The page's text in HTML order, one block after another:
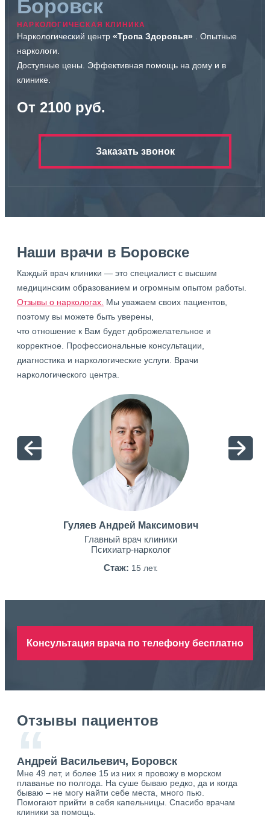
Боровск
НАРКОЛОГИЧЕСКАЯ КЛИНИКА
Наркологический центр «Тропа Здоровья» . Опытные
наркологи.
Доступные цены. Эффективная помощь на дому и в
клинике.
От 2100 руб.
Заказать звонок
Наши врачи в Боровске
Каждый врач клиники — это специалист с высшим
медицинским образованием и огромным опытом работы.
Отзывы о наркологах. Мы уважаем своих пациентов,
поэтому вы можете быть уверены,
что отношение к Вам будет доброжелательное и
корректное. Профессиональные консультации,
диагностика и наркологические услуги. Врачи
наркологического центра.
Гуляев Андрей Максимович
Главный врач клиники
Психиатр-нарколог
Стаж: 15 лет.
Консультация врача по телефону бесплатно
Отзывы пациентов
“
Андрей Васильевич, Боровск
Мне 49 лет, и более 15 из них я провожу в морском
плаванье по полгода. На суше бываю редко, да и когда
бываю – не могу найти себе места, много пью.
Помогают прийти в себя капельницы. Спасибо врачам
клиники за помощь.